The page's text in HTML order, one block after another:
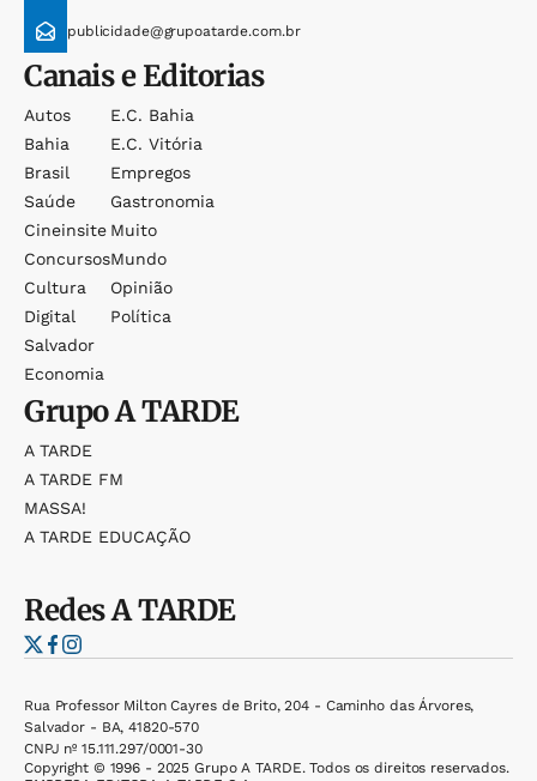
publicidade@grupoatarde.com.br
Canais e Editorias
Autos
Bahia
Brasil
Saúde
Cineinsite
Concursos
Cultura
Digital
Salvador
Economia
E.c. Bahia
E.c. Vitória
Empregos
Gastronomia
Muito
Mundo
Opinião
Política
GrupoA TARDE
A TARDE
A TARDE FM
MASSA!
A TARDE EDUCAÇÃO
RedesA TARDE
Rua Professor Milton Cayres de Brito, 204 - Caminho das Árvores,
Salvador - BA, 41820-570
CNPJ nº 15.111.297/0001-30
Copyright © 1996 - 2025 Grupo A TARDE. Todos os direitos reservados.